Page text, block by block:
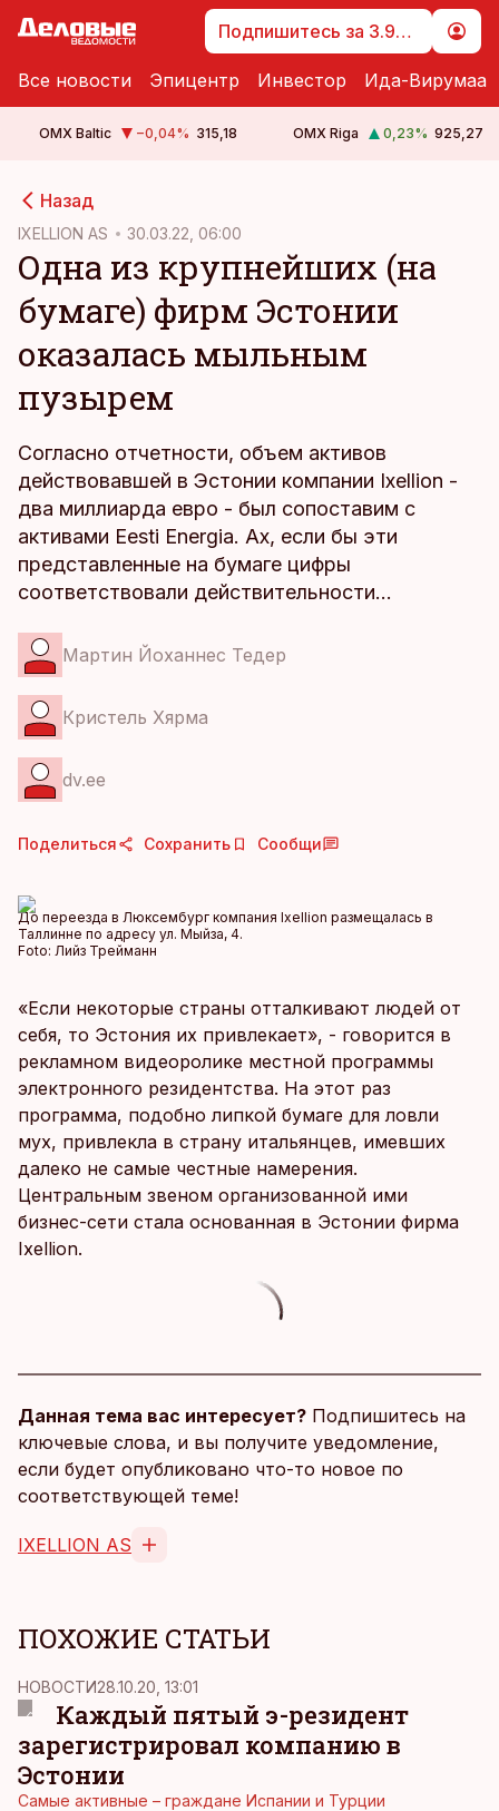
Подпишитесь за 3.99 €
Все новости Эпицентр Инвестор Ида-Вирумаа
OMX Baltic −0,04% 315,18 OMX Riga 0,23% 925,27
Назад
IXELLION AS 30.03.22, 06:00
Одна из крупнейших (на
бумаге) фирм Эстонии
оказалась мыльным
пузырем
Согласно отчетности, объем активов
действовавшей в Эстонии компании Ixellion -
два миллиарда евро - был сопоставим с
активами Eesti Energia. Ах, если бы эти
представленные на бумаге цифры
соответствовали действительности…
Мартин Йоханнес Тедер
Кристель Хярма
dv.ee
Поделиться Сохранить Сообщи
До переезда в Люксембург компания Ixellion размещалась в
Таллинне по адресу ул. Мыйза, 4.
Foto: Лийз Трейманн
«Если некоторые страны отталкивают людей от
себя, то Эстония их привлекает», - говорится в
рекламном видеоролике местной программы
электронного резидентства. На этот раз
программа, подобно липкой бумаге для ловли
мух, привлекла в страну итальянцев, имевших
далеко не самые честные намерения.
Центральным звеном организованной ими
бизнес-сети стала основанная в Эстонии фирма
Ixellion.
Данная тема вас интересует? Подпишитесь на
ключевые слова, и вы получите уведомление,
если будет опубликовано что-то новое по
соответствующей теме!
IXELLION AS
ПОХОЖИЕ СТАТЬИ
НОВОСТИ28.10.20, 13:01
Каждый пятый э-резидент
зарегистрировал компанию в
Эстонии
Самые активные – граждане Испании и Турции